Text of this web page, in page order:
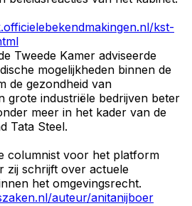
kst-
Tweede Kamer adviseerde
mogelijkheden binnen de
de gezondheid van
grote industriële bedrijven beter
meer in het kader van de
Tata Steel.
columnist voor het platform
zij schrijft over actuele
het omgevingsrecht.
auteur/anitanijboer